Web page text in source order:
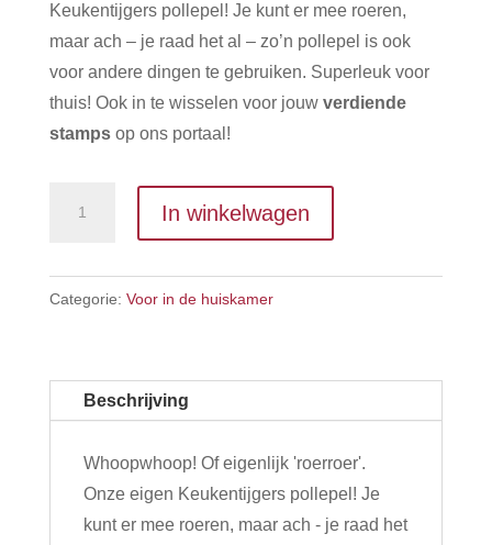
Keukentijgers pollepel! Je kunt er mee roeren,
maar ach – je raad het al – zo’n pollepel is ook
voor andere dingen te gebruiken. Superleuk voor
thuis! Ook in te wisselen voor jouw verdiende
stampsop ons portaal!
In winkelwagen
Categorie: Voor in de huiskamer
Beschrijving
Whoopwhoop! Of eigenlijk 'roerroer'.
Onze eigen Keukentijgers pollepel! Je
kunt er mee roeren, maar ach - je raad het